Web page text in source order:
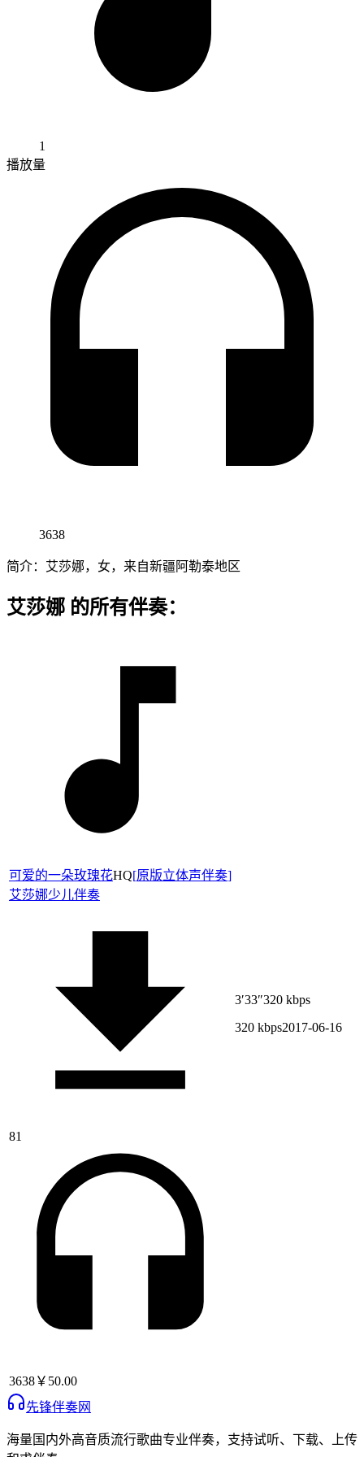
1
播放量
3638
简介：艾莎娜，女，来自新疆阿勒泰地区
艾莎娜 的所有伴奏：
可爱的一朵玫瑰花HQ[原版立体声伴奏]
艾莎娜少儿伴奏
81
3638￥50.00
3′33″320 kbps
320 kbps2017-06-16
先锋伴奏网
海量国内外高音质流行歌曲专业伴奏，支持试听、下载、上传